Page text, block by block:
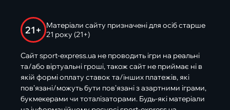
21+
Матеріали сайту призначені для осіб старше
21 року (21+)
Сайт sport-express.ua не проводить ігри на реальні
та/або віртуальні гроші, також сайт не приймає ні в
якій формі оплату ставок та/інших платежів, які
пов’язані/можуть бути пов’язані з азартними іграми,
букмекерами чи тоталізаторами. Будь-які матеріали